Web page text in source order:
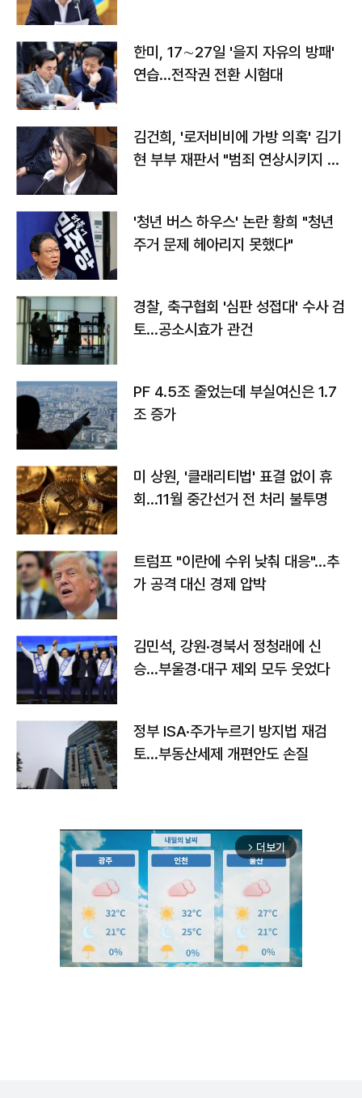
한미, 17∼27일 '을지 자유의 방패'
연습…전작권 전환 시험대
김건희, '로저비비에 가방 의혹' 김기
현 부부 재판서 "범죄 연상시키지 말
'청년 버스 하우스' 논란 황희 "청년
주거 문제 헤아리지 못했다"
경찰, 축구협회 '심판 성접대' 수사 검
토…공소시효가 관건
PF 4.5조 줄었는데 부실여신은 1.7
조 증가
미 상원, '클래리티법' 표결 없이 휴
회…11월 중간선거 전 처리 불투명
트럼프 "이란에 수위 낮춰 대응"…추
가 공격 대신 경제 압박
김민석, 강원·경북서 정청래에 신
승…부울경·대구 제외 모두 웃었다
정부 ISA·주가누르기 방지법 재검
토…부동산세제 개편안도 손질
arrow_forward_ios 더보기